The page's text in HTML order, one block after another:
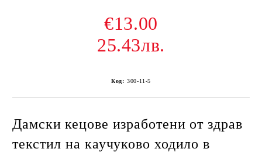
€13.00
25.43лв.
Код: 300-11-5
Дамски кецове изработени от здрав
текстил на каучуково ходило в